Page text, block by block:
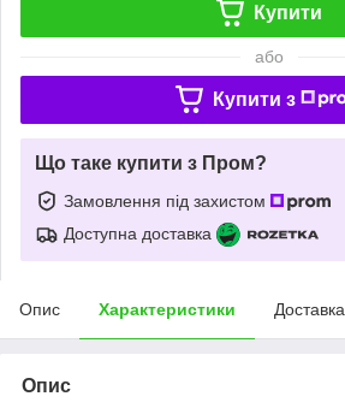
Купити
або
Купити з
Що таке купити з Пром?
Замовлення під захистом
Доступна доставка
Опис Характеристики Доставка
Опис